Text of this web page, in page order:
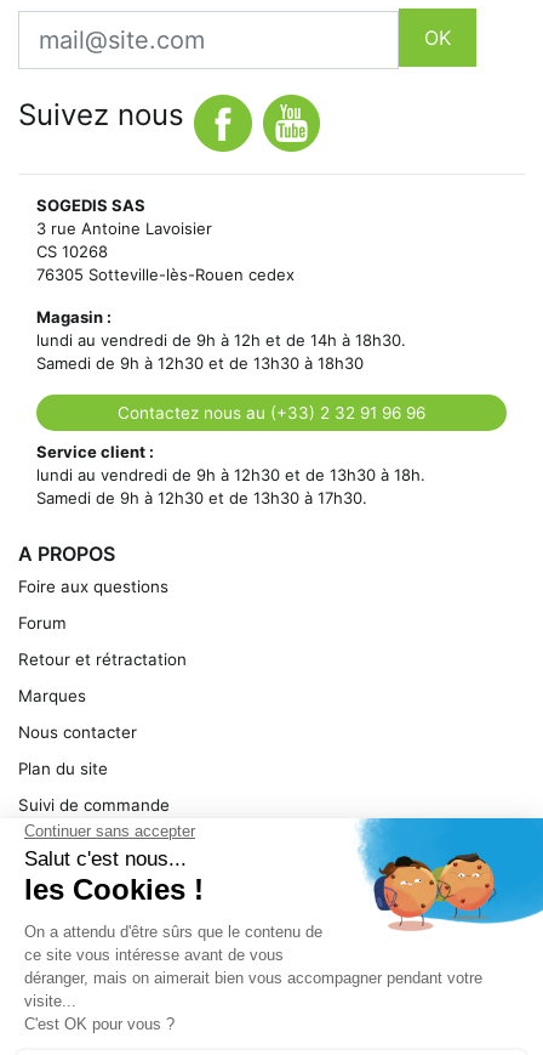
Email
OK
Suivez nous
SOGEDIS SAS
3 rue Antoine Lavoisier
CS 10268
76305 Sotteville-lès-Rouen cedex
Magasin :
lundi au vendredi de 9h à 12h et de 14h à 18h30.
Samedi de 9h à 12h30 et de 13h30 à 18h30
Contactez nous au (+33) 2 32 91 96 96
Service client :
lundi au vendredi de 9h à 12h30 et de 13h30 à 18h.
Samedi de 9h à 12h30 et de 13h30 à 17h30.
A PROPOS
Foire aux questions
Forum
Retour et rétractation
Marques
Nous contacter
Plan du site
Suivi de commande
Ma facture
Mentions légales
SERVICE
Pièces détachées
Catégories de produit